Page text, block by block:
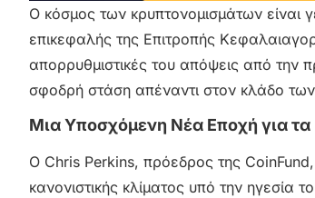
Ο κόσμος των κρυπτονομισμάτων είναι
επικεφαλής της Επιτροπής
απορρυθμιστικές του απόψεις από την
σφοδρή στάση απέναντι στον κλάδο
Μια Υποσχόμενη Νέα Εποχή για
Ο Chris Perkins, πρόεδρος της
κανονιστικής κλίματος υπό την ηγεσία